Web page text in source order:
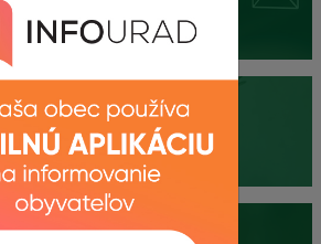
Obecný úrad